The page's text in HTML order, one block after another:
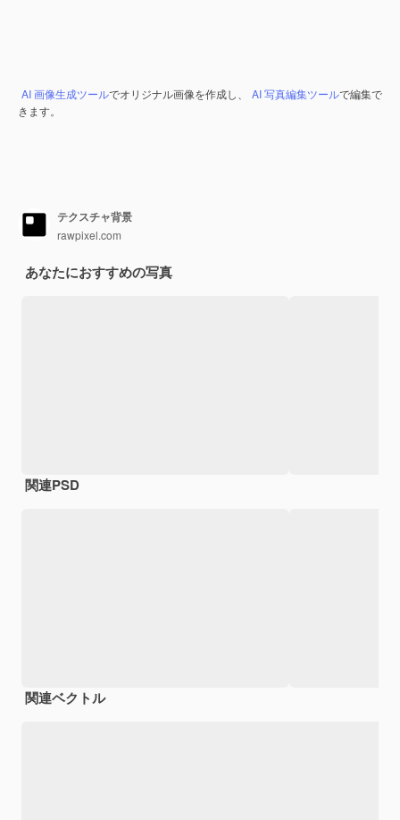
AI 画像生成ツールでオリジナル画像を作成し、 AI 写真編集ツールで編集で
きます。
テクスチャ背景
rawpixel.com
あなたにおすすめの写真
関連PSD
関連ベクトル